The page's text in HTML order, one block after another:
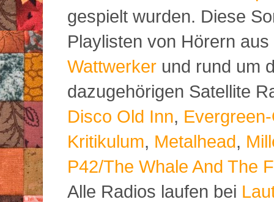
gespielt wurden. Diese
Playlisten von Hörern
Wattwerker und rund um
dazugehörigen Satellite
Disco Old Inn,
Kritikulum, Metalhead,
P42/The Whale And The
Alle Radios laufen bei